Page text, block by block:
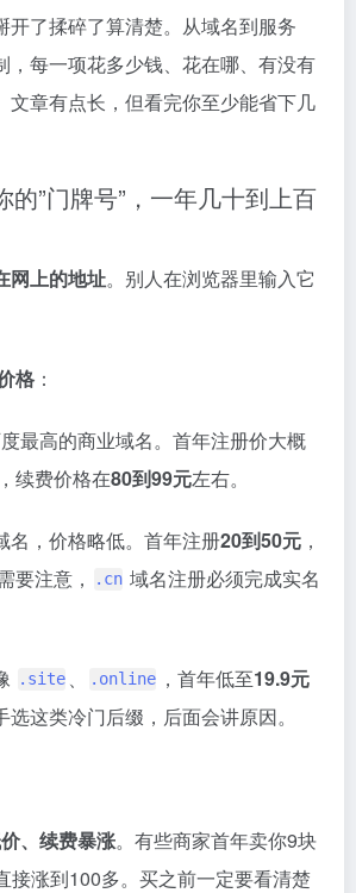
开了揉碎了算清楚。从域名到服务
，每一项花多少钱、花在哪、有没有
文章有点长，但看完你至少能省下几
的”门牌号”，一年几十到上百
网上的地址。别人在浏览器里输入它
格 ：
最高的商业域名。首年注册价大概
续费价格在80到99元左右。
名，价格略低。首年注册20到50元 ，
要注意， .cn 域名注册必须完成实名
.site 、 .online ，首年低至19.9元
这类冷门后缀，后面会讲原因。
、续费暴涨。有些商家首年卖你9块
接涨到100多。买之前一定要看清楚